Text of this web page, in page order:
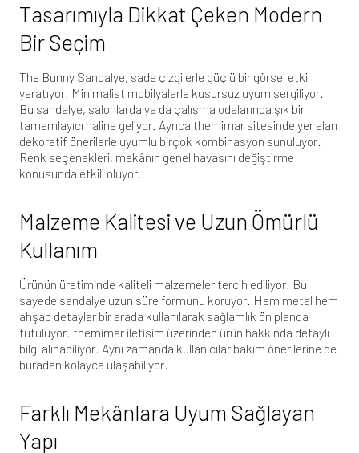
Tasarımıyla Dikkat Çeken Modern
Bir Seçim
The Bunny Sandalye, sade çizgilerle güçlü bir görsel etki
yaratıyor. Minimalist mobilyalarla kusursuz uyum sergiliyor.
Bu sandalye, salonlarda ya da çalışma odalarında şık bir
tamamlayıcı haline geliyor. Ayrıca themimar sitesinde yer alan
dekoratif önerilerle uyumlu birçok kombinasyon sunuluyor.
Renk seçenekleri, mekânın genel havasını değiştirme
konusunda etkili oluyor.
Malzeme Kalitesi ve Uzun Ömürlü
Kullanım
Ürünün üretiminde kaliteli malzemeler tercih ediliyor. Bu
sayede sandalye uzun süre formunu koruyor. Hem metal hem
ahşap detaylar bir arada kullanılarak sağlamlık ön planda
tutuluyor. themimar iletisim üzerinden ürün hakkında detaylı
bilgi alınabiliyor. Aynı zamanda kullanıcılar bakım önerilerine de
buradan kolayca ulaşabiliyor.
Farklı Mekânlara Uyum Sağlayan
Yapı